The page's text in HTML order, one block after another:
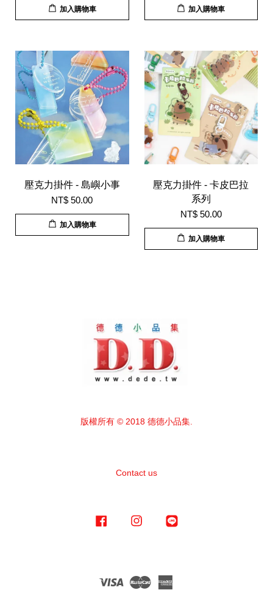
加入購物車 加入購物車
壓克力掛件 - 島嶼小事
NT$ 50.00
加入購物車
壓克力掛件 - 卡皮巴拉
系列
NT$ 50.00
加入購物車
版權所有 © 2018 德德小品集.
Contact us
Facebook Instagram
Visa Master